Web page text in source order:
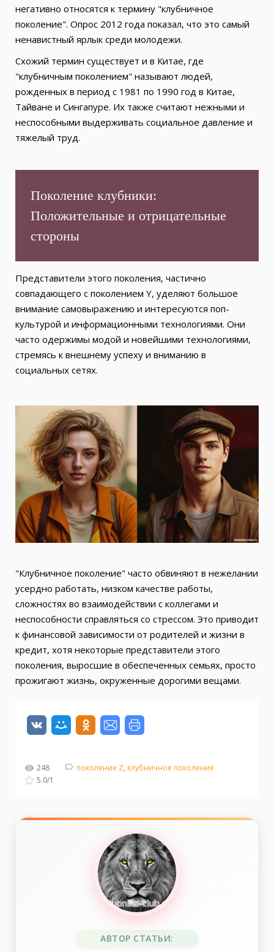
негативно относятся к термину "клубничное
поколение". Опрос 2012 года показал, что это самый
ненавистный ярлык среди молодежи.
Схожий термин существует и в Китае, где
"клубничным поколением" называют людей,
рожденных в период с 1981 по 1990 год в Китае,
Тайване и Сингапуре. Их также считают нежными и
неспособными выдерживать социальное давление и
тяжелый труд.
Поколение клубники:
Положительные и отрицательные
стороны
Представители этого поколения, частично
совпадающего с поколением Y, уделяют большое
внимание самовыражению и интересуются поп-
культурой и информационными технологиями. Они
часто одержимы модой и новейшими технологиями,
стремясь к внешнему успеху и вниманию в
социальных сетях.
"Клубничное поколение" часто обвиняют в нежелании
усердно работать, низком качестве работы,
сложностях во взаимодействии с коллегами и
неспособности справляться со стрессом. Это приводит
к финансовой зависимости от родителей и жизни в
кредит, хотя некоторые представители этого
поколения, выросшие в обеспеченных семьях, просто
прожигают жизнь, окруженные дорогими вещами.
248 поколение Z, клубничное поколение
5.0/1
АВТОР СТАТЬИ: